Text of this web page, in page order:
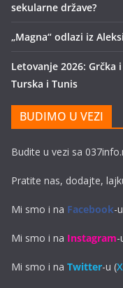
sekularne države?
„Magna“ odlazi iz
Letovanje 2026: Grčka
Turska i Tunis
BUDIMO U VEZI
Budite u vezi sa
Pratite nas, dodajte,
Mi smo i na Facebook-
Mi smo i na Instagram-
Mi smo i na Twitter-u (X